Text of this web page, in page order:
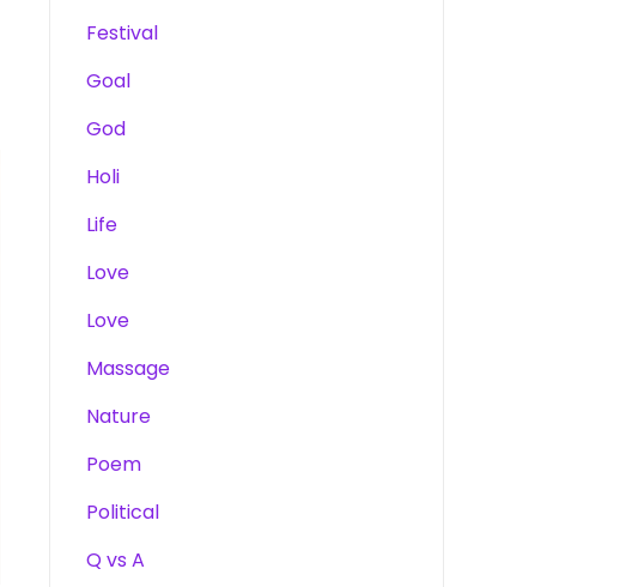
Festival
Goal
God
Holi
Life
Love
Love
Massage
Nature
Poem
Political
Q vs A